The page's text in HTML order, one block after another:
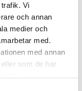
Vi
och annan
medier och
med.
med annan
som de har